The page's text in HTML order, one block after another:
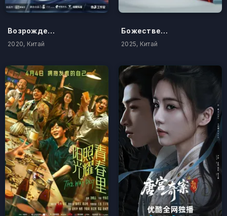
Возрождение
2020, Китай
Божественное дерево
2025, Китай